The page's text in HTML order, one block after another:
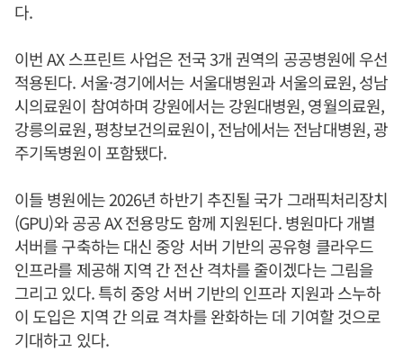
다.
이번 AX 스프린트 사업은 전국 3개 권역의 공공병원에 우선
적용된다. 서울·경기에서는 서울대병원과 서울의료원, 성남
시의료원이 참여하며 강원에서는 강원대병원, 영월의료원,
강릉의료원, 평창보건의료원이, 전남에서는 전남대병원, 광
주기독병원이 포함됐다.
이들 병원에는 2026년 하반기 추진될 국가 그래픽처리장치
(GPU)와 공공 AX 전용망도 함께 지원된다. 병원마다 개별
서버를 구축하는 대신 중앙 서버 기반의 공유형 클라우드
인프라를 제공해 지역 간 전산 격차를 줄이겠다는 그림을
그리고 있다. 특히 중앙 서버 기반의 인프라 지원과 스누하
이 도입은 지역 간 의료 격차를 완화하는 데 기여할 것으로
기대하고 있다.